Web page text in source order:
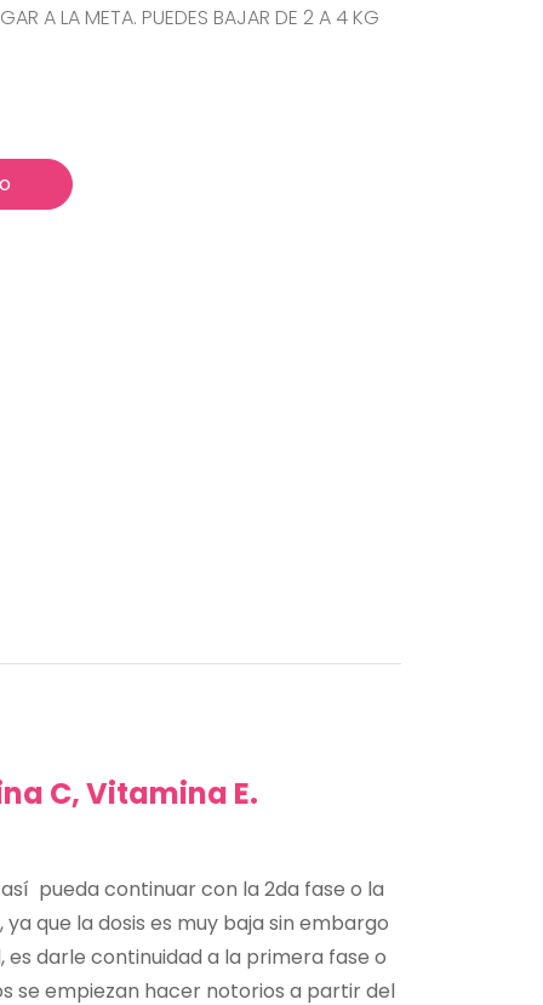
A LA META. PUEDES BAJAR DE 2 A 4 KG
C, Vitamina E.
pueda continuar con la 2da fase o la
que la dosis es muy baja sin embargo
es darle continuidad a la primera fase o
se empiezan hacer notorios a partir del